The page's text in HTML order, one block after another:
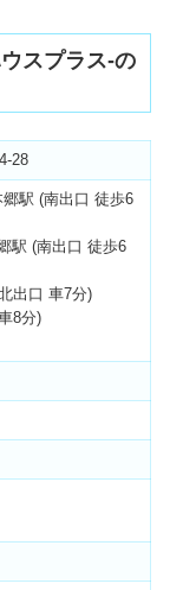
スプラス-の
28
駅 (南出口 徒歩6
駅 (南出口 徒歩6
出口 車7分)
8分)